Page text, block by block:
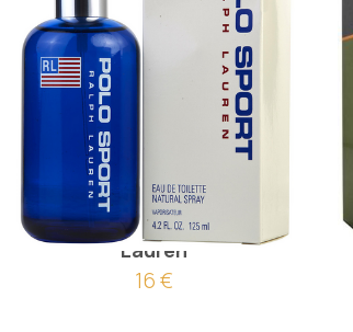
Άρωμα Τύπου Polo Sport Ralph
Lauren
16 €